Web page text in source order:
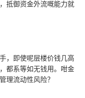
抵御资金外流嘅能力就
，即使呢层楼价钱几高
都系等如无钱用。咁金
理流动性风险？